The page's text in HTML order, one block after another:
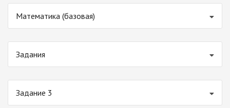
Математика (базовая)
Задания
Задание 3